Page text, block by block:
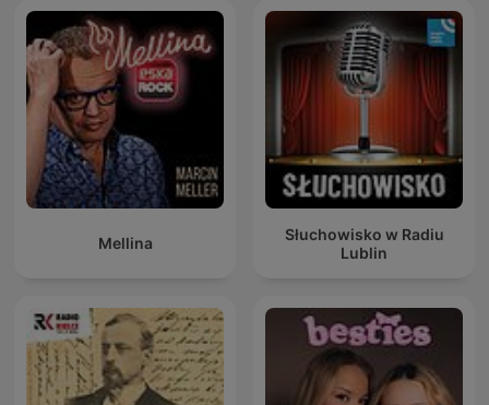
Mellina
Słuchowisko w Radiu
Lublin